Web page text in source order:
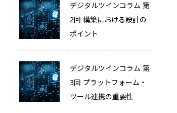
デジタルツインコラム 第
2回 構築における設計の
ポイント
デジタルツインコラム 第
3回 プラットフォーム・
ツール連携の重要性